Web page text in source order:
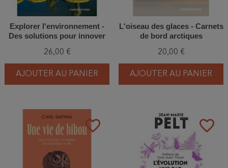
Explorer l'environnement -
Des solutions pour innover
26,00 €
AJOUTER AU PANIER
L'oiseau des glaces - Carnets
de bord arctiques
20,00 €
AJOUTER AU PANIER
favorite_border favorite_border